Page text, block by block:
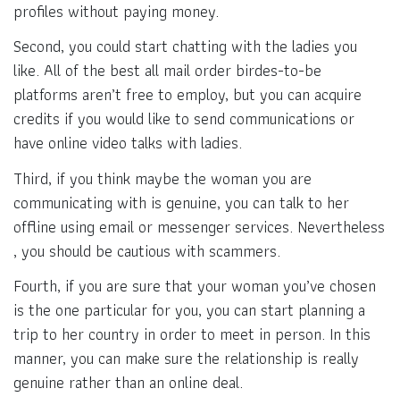
profiles without paying money.
Second, you could start chatting with the ladies you
like. All of the best all mail order birdes-to-be
platforms aren’t free to employ, but you can acquire
credits if you would like to send communications or
have online video talks with ladies.
Third, if you think maybe the woman you are
communicating with is genuine, you can talk to her
offline using email or messenger services. Nevertheless
, you should be cautious with scammers.
Fourth, if you are sure that your woman you’ve chosen
is the one particular for you, you can start planning a
trip to her country in order to meet in person. In this
manner, you can make sure the relationship is really
genuine rather than an online deal.